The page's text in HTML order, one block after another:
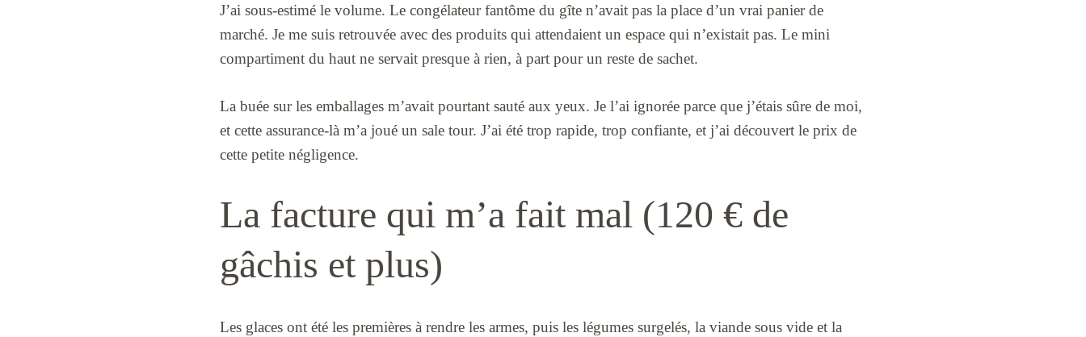
J’ai sous-estimé le volume. Le congélateur fantôme du gîte n’avait pas la place d’un vrai panier de
marché. Je me suis retrouvée avec des produits qui attendaient un espace qui n’existait pas. Le mini
compartiment du haut ne servait presque à rien, à part pour un reste de sachet.
La buée sur les emballages m’avait pourtant sauté aux yeux. Je l’ai ignorée parce que j’étais sûre de moi,
et cette assurance-là m’a joué un sale tour. J’ai été trop rapide, trop confiante, et j’ai découvert le prix de
cette petite négligence.
La facture qui m’a fait mal (120 € de
gâchis et plus)
Les glaces ont été les premières à rendre les armes, puis les légumes surgelés, la viande sous vide et la